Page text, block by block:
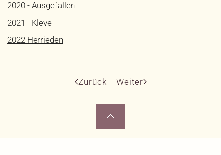
2020 - Ausgefallen
2021 - Kleve
2022 Herrieden
Zurück Weiter